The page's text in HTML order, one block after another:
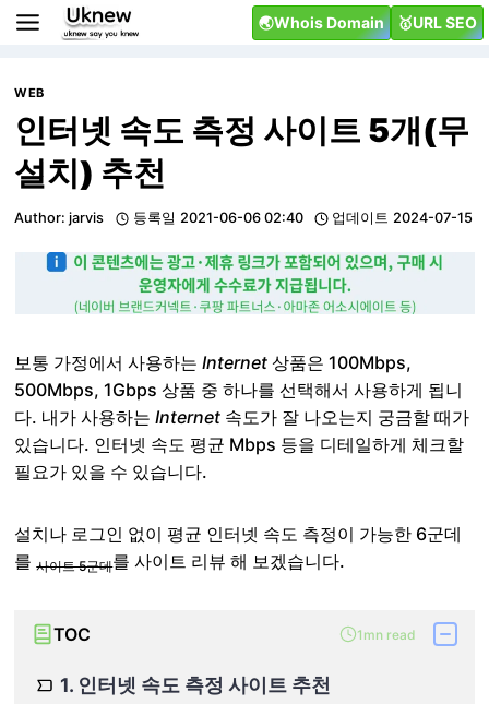
Skip
🌏Whois Domain 🥇URL SEO
WEB
인터넷 속도 측정 사이트 5개(무
설치) 추천
Author: jarvis 등록일 2021-06-06 02:40 업데이트 2024-07-15
보통 가정에서 사용하는Internet 상품은 100Mbps,
500Mbps, 1Gbps 상품 중 하나를 선택해서 사용하게 됩니
다. 내가 사용하는Internet 속도가 잘 나오는지 궁금할 때가
있습니다. 인터넷 속도 평균 Mbps 등을 디테일하게 체크할
필요가 있을 수 있습니다.
설치나 로그인 없이 평균 인터넷 속도 측정이 가능한 6군데
를사이트 5군데를 사이트 리뷰 해 보겠습니다.
TOC 1mn read
1. 인터넷 속도 측정 사이트 추천